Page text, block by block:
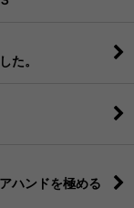
た。
ハンドを極める